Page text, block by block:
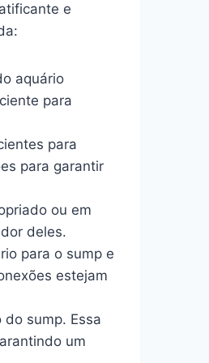
e
aquário
para
para
para garantir
ou em
deles.
para o sump e
estejam
sump. Essa
um